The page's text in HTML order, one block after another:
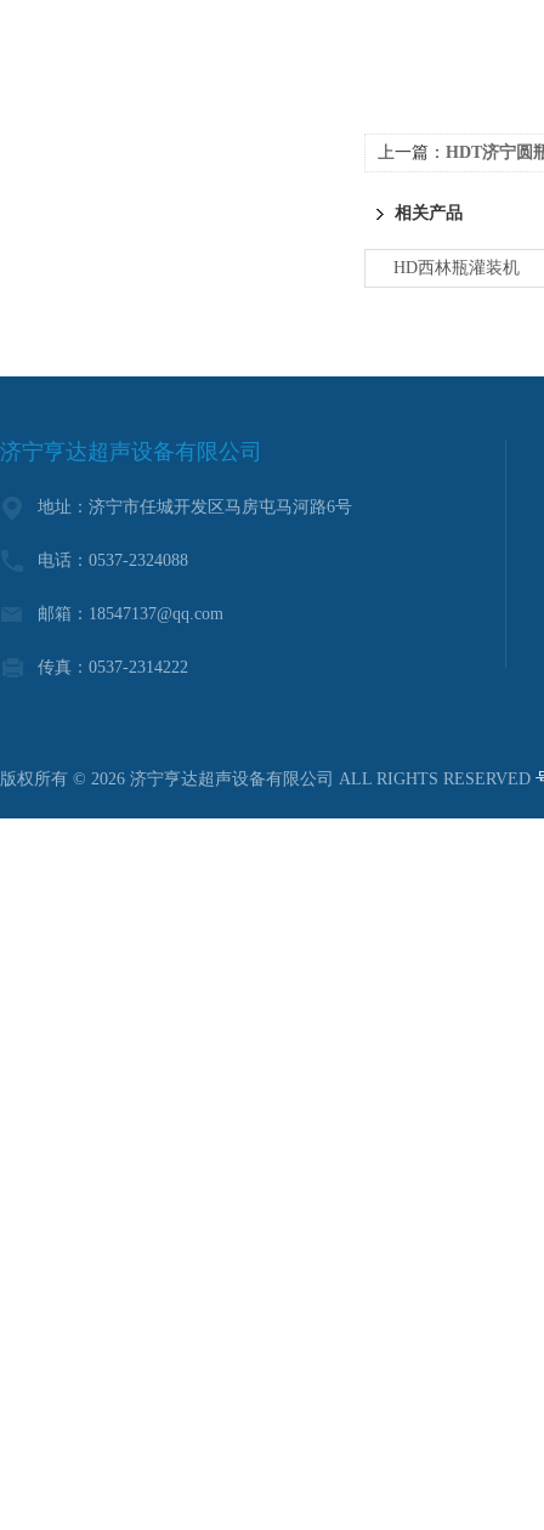
上一篇： HDT济宁圆
相关产品
HD西林瓶灌装机
济宁亨达超声设备有限公司
地址：济宁市任城开发区马房屯马河路6号
电话：0537-2324088
邮箱：18547137@qq.com
传真：0537-2314222
版权所有 © 2026 济宁亨达超声设备有限公司 ALL RIGHTS RESERVED